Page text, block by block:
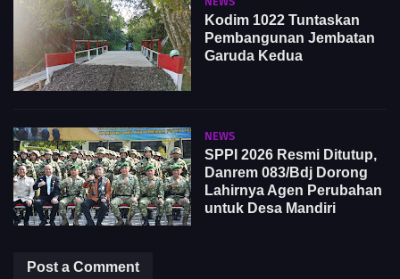
Kodim 1022 Tuntaskan
Pembangunan Jembatan
Garuda Kedua
NEWS
SPPI 2026 Resmi Ditutup,
Danrem 083/Bdj Dorong
Lahirnya Agen Perubahan
untuk Desa Mandiri
Post a Comment